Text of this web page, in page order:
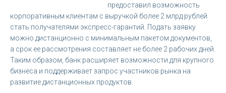
предоставил возможность
корпоративным клиентам с выручкой более 2 млрд рублей
стать получателями экспресс-гарантий. Подать заявку
можно дистанционно с минимальным пакетом документов,
а срок ее рассмотрения составляет не более 2 рабочих дней.
Таким образом, банк расширяет возможности для крупного
бизнеса и поддерживает запрос участников рынка на
развитие дистанционных продуктов.